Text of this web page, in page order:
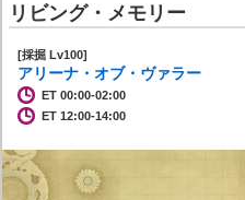
リビング・メモリー
[採掘 Lv100]
アリーナ・オブ・ヴァラー
ET 00:00-02:00
ET 12:00-14:00